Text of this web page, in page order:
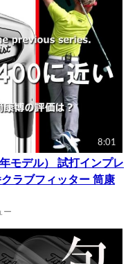
8:01
モデル） 試打インプレ
ラブフィッター 筒康
ー